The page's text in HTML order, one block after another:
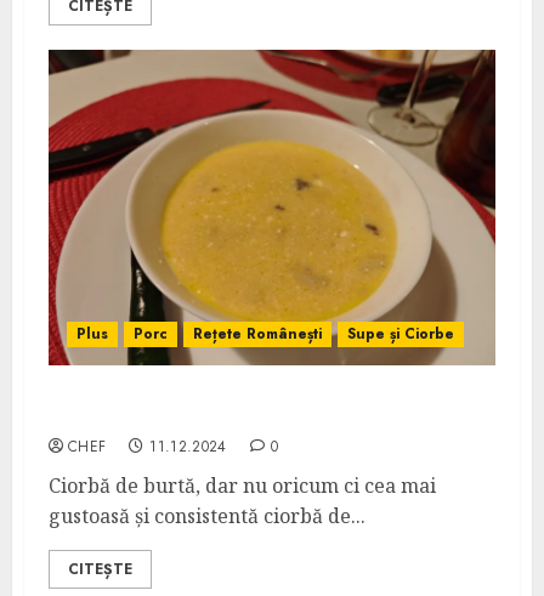
CITEȘTE
Plus Porc Rețete Românești Supe și Ciorbe
CHEF 11.12.2024 0
Ciorbă de burtă, dar nu oricum ci cea mai
gustoasă și consistentă ciorbă de...
CITEȘTE